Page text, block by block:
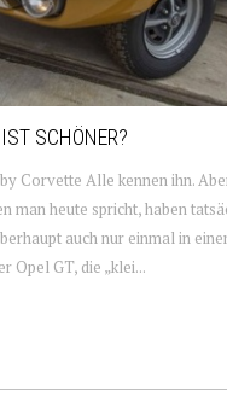
SCHÖNER?
Corvette Alle kennen ihn.
man heute spricht, haben
auch nur einmal in
Opel GT, die „klei...